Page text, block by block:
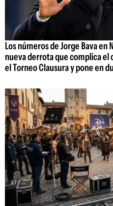
Los números de Jorge Bava en
nueva derrota que complica
el Torneo Clausura y pone en